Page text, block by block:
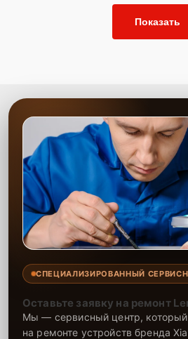
Показать
СПЕЦИАЛИЗИРОВАННЫЙ
Оставьте заявку на ремонт
Мы — сервисный центр, который
на ремонте устройств бренда